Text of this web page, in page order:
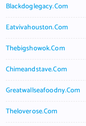
Blackdoglegacy.com
Eatvivahouston.com
Thebigshowok.com
Chimeandstave.com
Greatwallseafoodny.com
Theloverose.com